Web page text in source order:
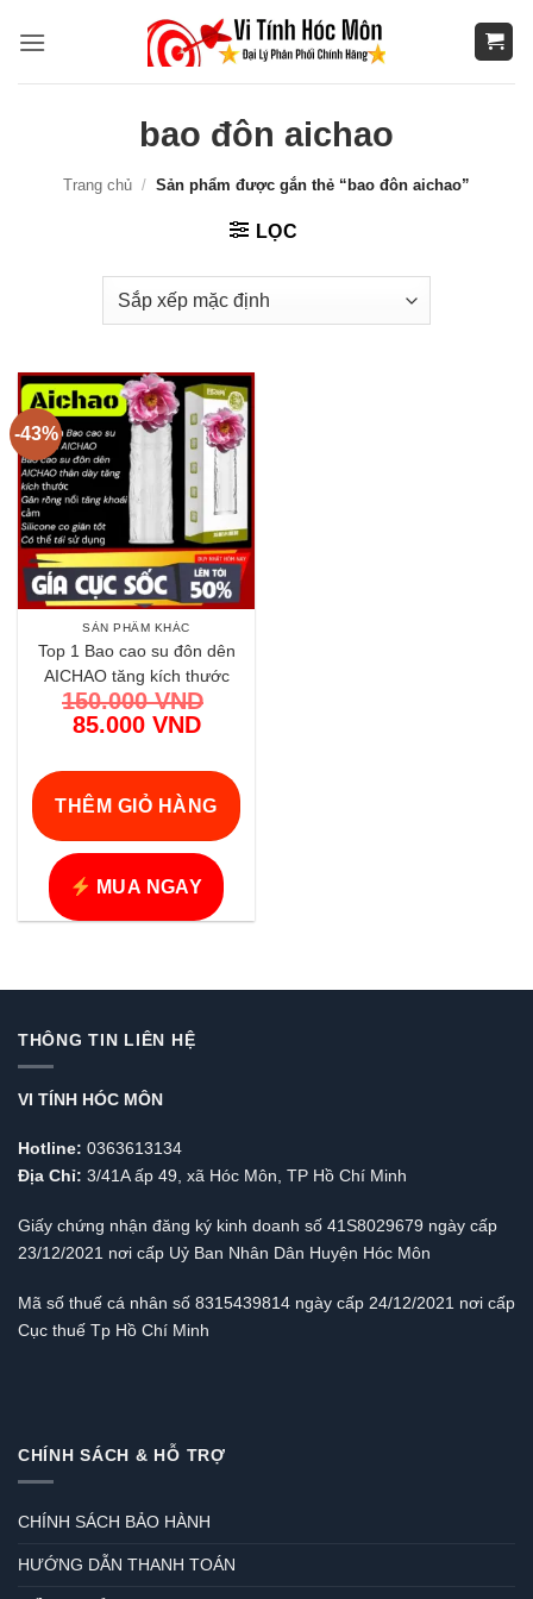
qua
bao đôn aichao
Trang chủ / Sản phẩm được gắn thẻ “bao đôn aichao”
LỌC
-43%
SẢN PHẨM KHÁC
Top 1 Bao cao su đôn dên
AICHAO tăng kích thước
mạnh mẽ chính hãng | Vi
Tính Hóc Môn
150.000VND
Giá
là:
150.000 VND.
85.000 VND
hiện
tại
là:
85.000 VND.
THÊM GIỎ HÀNG
MUA NGAY
THÔNG TIN LIÊN HỆ
VI TÍNH HÓC MÔN
Hotline: 0363613134
Địa Chỉ: 3/41A ấp 49, xã Hóc Môn, TP Hồ Chí Minh
Giấy chứng nhận đăng ký kinh doanh số 41S8029679 ngày cấp
23/12/2021 nơi cấp Uỷ Ban Nhân Dân Huyện Hóc Môn
Mã số thuế cá nhân số 8315439814 ngày cấp 24/12/2021 nơi cấp
Cục thuế Tp Hồ Chí Minh
CHÍNH SÁCH & HỖ TRỢ
CHÍNH SÁCH BẢO HÀNH
HƯỚNG DẪN THANH TOÁN